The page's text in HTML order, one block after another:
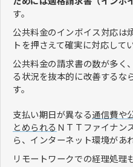
す。
公共料金のインボイス対応は
トを押さえて確実に対応して
公共料金の請求書の数が多く
る状況を抜本的に改善するな
す。
支払い期日が異なる通信費や
とめられる ＮＴＴファイナ
ら、インターネット環境があ
リモートワークでの経理処理